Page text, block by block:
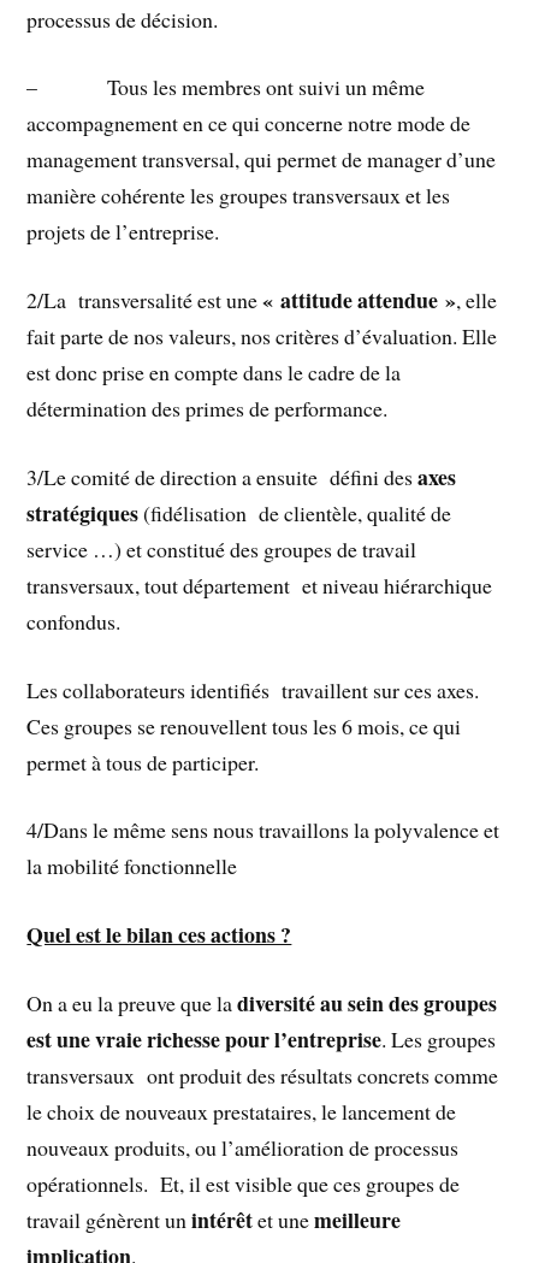
processus de décision.
– Tous les membres ont suivi un même
accompagnement en ce qui concerne notre mode de
management transversal, qui permet de manager d’une
manière cohérente les groupes transversaux et les
projets de l’entreprise.
2/La transversalité est une« attitude attendue », elle
fait parte de nos valeurs, nos critères d’évaluation. Elle
est donc prise en compte dans le cadre de la
détermination des primes de performance.
3/Le comité de direction a ensuite défini desaxes
stratégiques(fidélisation de clientèle, qualité de
service …) et constitué des groupes de travail
transversaux, tout département et niveau hiérarchique
confondus.
Les collaborateurs identifiés travaillent sur ces axes.
Ces groupes se renouvellent tous les 6 mois, ce qui
permet à tous de participer.
4/Dans le même sens nous travaillons la polyvalence et
la mobilité fonctionnelle
Quel est le bilan ces actions ?
On a eu la preuve que ladiversité au sein des groupes
est une vraie richesse pour l’entreprise. Les groupes
transversaux ont produit des résultats concrets comme
le choix de nouveaux prestataires, le lancement de
nouveaux produits, ou l’amélioration de processus
opérationnels. Et, il est visible que ces groupes de
travail génèrent unintérêtet unemeilleure
implication.